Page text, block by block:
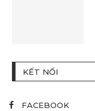
KẾT NỐI
FACEBOOK